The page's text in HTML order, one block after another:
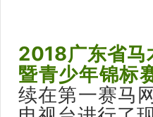
2018广东省马
暨青少年锦标
续在第一赛马